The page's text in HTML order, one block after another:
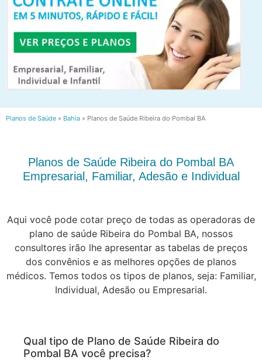
Planos de Saúde » Bahia » Planos de Saúde Ribeira do Pombal BA
Planos de Saúde Ribeira do Pombal BA
Empresarial, Familiar, Adesão e Individual
Aqui você pode cotar preço de todas as operadoras de
plano de saúde Ribeira do Pombal BA, nossos
consultores irão lhe apresentar as tabelas de preços
dos convênios e as melhores opções de planos
médicos. Temos todos os tipos de planos, seja: Familiar,
Individual, Adesão ou Empresarial.
Qual tipo de Plano de Saúde Ribeira do
Pombal BA você precisa?